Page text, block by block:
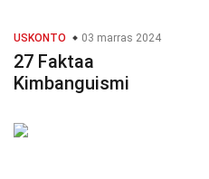
USKONTO 03 marras 2024
27 Faktaa
Kimbanguismi